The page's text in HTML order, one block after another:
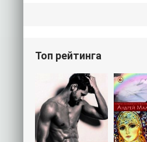
Топ рейтинга